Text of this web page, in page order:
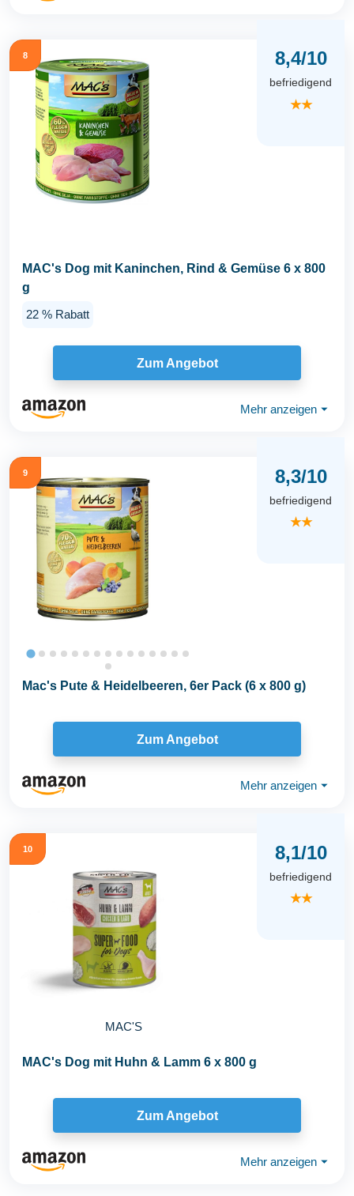
8 8,4/10
befriedigend
★★
MAC's Dog mit Kaninchen, Rind & Gemüse 6 x 800
g
22 % Rabatt
Zum Angebot
Mehr anzeigen ⏷
9 8,3/10
befriedigend
★★
Mac's Pute & Heidelbeeren, 6er Pack (6 x 800 g)
Zum Angebot
Mehr anzeigen ⏷
10
MAC'S
8,1/10
befriedigend
★★
MAC's Dog mit Huhn & Lamm 6 x 800 g
Zum Angebot
Mehr anzeigen ⏷